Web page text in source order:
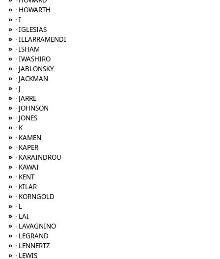
» · HOWARTH
» · I
» · IGLESIAS
» · ILLARRAMENDI
» · ISHAM
» · IWASHIRO
» · JABLONSKY
» · JACKMAN
» · J
» · JARRE
» · JOHNSON
» · JONES
» · K
» · KAMEN
» · KAPER
» · KARAINDROU
» · KAWAI
» · KENT
» · KILAR
» · KORNGOLD
» · L
» · LAI
» · LAVAGNINO
» · LEGRAND
» · LENNERTZ
» · LEWIS